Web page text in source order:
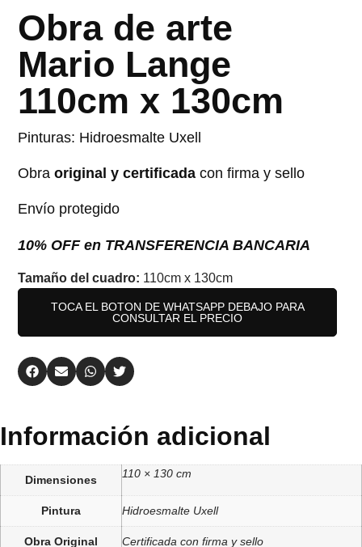
Obra de arte
Mario Lange
110cm x 130cm
Pinturas: Hidroesmalte Uxell
Obraoriginal y certificada con firma y sello
Envío protegido
10% OFF en TRANSFERENCIA BANCARIA
Tamaño del cuadro: 110cm x 130cm
TOCA EL BOTON DE WHATSAPP DEBAJO PARA
CONSULTAR EL PRECIO
Información adicional
Dimensiones 110 × 130 cm
Pintura Hidroesmalte Uxell
Obra Original Certificada con firma y sello